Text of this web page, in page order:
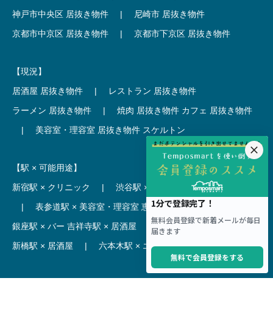
神戸市中央区 居抜き物件
|
尼崎市 居抜き物件
京都市中京区 居抜き物件
| 京都市下京区 居抜き物件
【現況】
居酒屋 居抜き物件
|
レストラン 居抜き物件
ラーメン 居抜き物件
| 焼肉 居抜き物件 カフェ 居抜き物件
|
美容室・理容室 居抜き物件 スケルトン
【駅 × 可能用途】
新宿駅 × クリニック
| 渋谷駅 × カフェ
池袋駅 × ラーメン
|
表参道駅 × 美容室・理容室 恵比寿駅 × レストラン
銀座駅 × バー 吉祥寺駅 × 居酒屋
麻布十番駅 × レストラン
新橋駅 × 居酒屋
| 六本木駅 × エステ・マッサージ・サロン